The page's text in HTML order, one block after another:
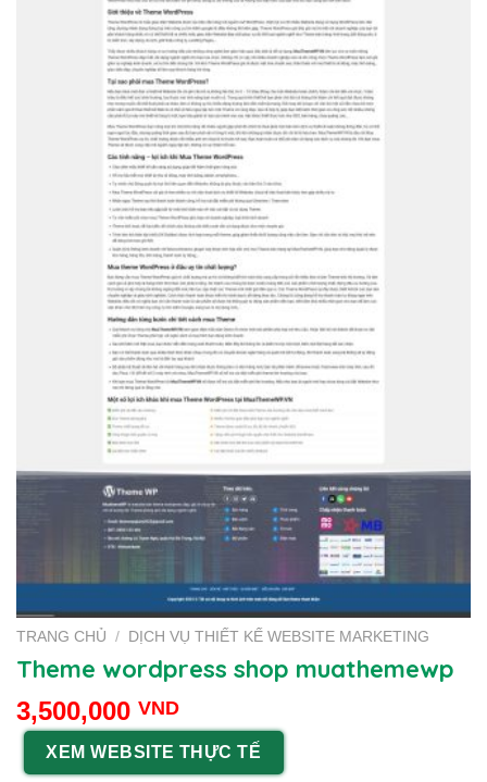
TRANG CHỦ / DỊCH VỤ THIẾT KẾ WEBSITE MARKETING
Theme wordpress shop muathemewp
3,500,000 VND
XEM WEBSITE THỰC TẾ